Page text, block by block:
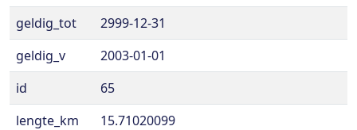
geldig_tot
2999-12-31
geldig_v
2003-01-01
id
65
lengte_km
15.71020099